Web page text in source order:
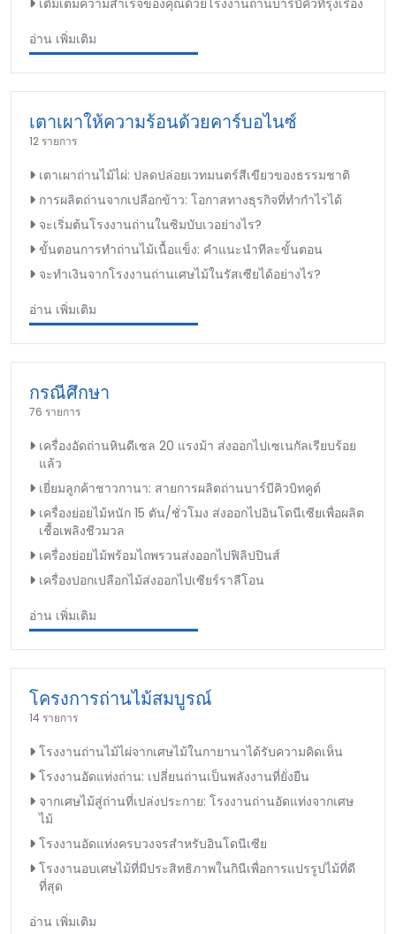
อ่าน เพิ่มเติม
เตาเผาให้ความร้อนด้วยคาร์บอไนซ์
12 รายการ
เตาเผาถ่านไม้ไผ่: ปลดปล่อยเวทมนตร์สีเขียวของธรรมชาติ
การผลิตถ่านจากเปลือกข้าว: โอกาสทางธุรกิจที่ทำกำไรได้
จะเริ่มต้นโรงงานถ่านในซิมบับเวอย่างไร?
ขั้นตอนการทำถ่านไม้เนื้อแข็ง: คำแนะนำทีละขั้นตอน
จะทำเงินจากโรงงานถ่านเศษไม้ในรัสเซียได้อย่างไร?
อ่าน เพิ่มเติม
กรณีศึกษา
76 รายการ
เครื่องอัดถ่านหินดีเซล 20 แรงม้า ส่งออกไปเซเนกัลเรียบร้อย
แล้ว
เยี่ยมลูกค้าชาวกานา: สายการผลิตถ่านบาร์บีคิวบิทคูต์
เครื่องย่อยไม้หนัก 15 ตัน/ชั่วโมง ส่งออกไปอินโดนีเซียเพื่อผลิต
เชื้อเพลิงชีวมวล
เครื่องย่อยไม้พร้อมไถพรวนส่งออกไปฟิลิปปินส์
เครื่องปอกเปลือกไม้ส่งออกไปเซียร์ราลีโอน
อ่าน เพิ่มเติม
โครงการถ่านไม้สมบูรณ์
14 รายการ
โรงงานถ่านไม้ไผ่จากเศษไม้ในกายานาได้รับความคิดเห็น
โรงงานอัดแท่งถ่าน: เปลี่ยนถ่านเป็นพลังงานที่ยั่งยืน
จากเศษไม้สู่ถ่านที่เปล่งประกาย: โรงงานถ่านอัดแท่งจากเศษ
ไม้
โรงงานอัดแท่งครบวงจรสำหรับอินโดนีเซีย
โรงงานอบเศษไม้ที่มีประสิทธิภาพในกินีเพื่อการแปรรูปไม้ที่ดี
ที่สุด
อ่าน เพิ่มเติม